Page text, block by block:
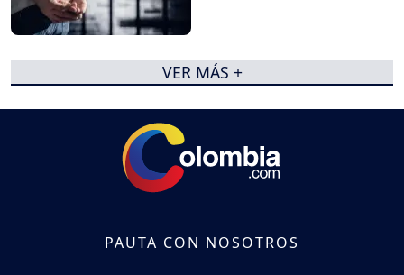
VER MÁS +
PAUTA CON NOSOTROS